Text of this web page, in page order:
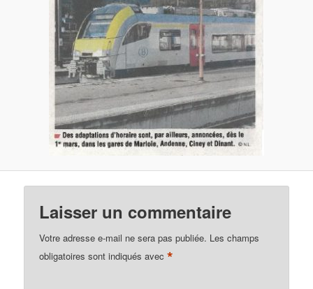
Laisser un commentaire
Votre adresse e-mail ne sera pas publiée. Les champs
obligatoires sont indiqués avec*